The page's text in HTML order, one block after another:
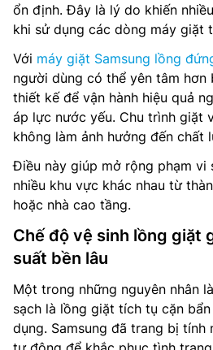
ổn định. Đây là lý do khiến
khi sử dụng các dòng máy giặt
Với máy giặt Samsung lồng
người dùng có thể yên tâm hơn
thiết kế để vận hành hiệu quả
áp lực nước yếu. Chu trình giặt
không làm ảnh hưởng đến chất
Điều này giúp mở rộng phạm vi
nhiều khu vực khác nhau từ
hoặc nhà cao tầng.
Chế độ vệ sinh lồng giặt
suất bền lâu
Một trong những nguyên nhân
sạch là lồng giặt tích tụ cặn
dụng. Samsung đã trang bị tính